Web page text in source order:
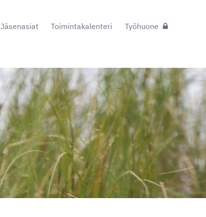
Jäsenasiat Toimintakalenteri
Työhuone